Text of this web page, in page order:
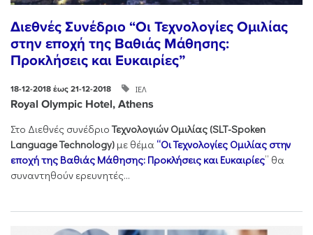
Διεθνές Συνέδριο “Οι Τεχνολογίες Ομιλίας
στην εποχή της Βαθιάς Μάθησης:
Προκλήσεις και Ευκαιρίες”
18-12-2018 έως 21-12-2018 ΙΕΛ
Royal Olympic Hotel, Athens
Στο Διεθνές συνέδριοΤεχνολογιών Ομιλίας (SLT-Spoken
Language Technology) με θέμα “Οι Τεχνολογίες Ομιλίας στην
εποχή της Βαθιάς Μάθησης: Προκλήσεις και Ευκαιρίες” θα
συναντηθούν ερευνητές...